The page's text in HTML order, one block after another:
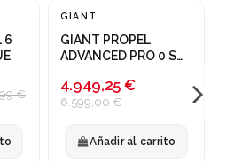
6
€
-25%
GIANT
GIANT PROPEL
ADVANCED PRO 0 S
4.949,25 €
6.599,00 €
Añadir al carrito